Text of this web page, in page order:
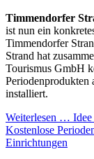
Timmendorfer
ist nun ein
Timmendorfer
Strand hat
Tourismus GmbH
Periodenprodukten
installiert.
Weiterlesen …
Kostenlose
Einrichtungen